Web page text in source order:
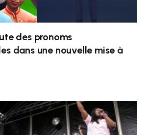
des pronoms
dans une nouvelle mise à